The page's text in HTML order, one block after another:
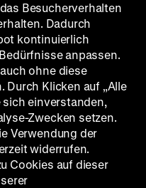
Besucherverhalten
Dadurch
kontinuierlich
anpassen.
ohne diese
Durch Klicken auf „Alle
sich einverstanden,
Zwecken setzen.
Verwendung der
widerrufen.
Cookies auf dieser